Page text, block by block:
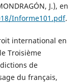
J.), en
Informe101.pdf.
international en
Troisième
de
du français,